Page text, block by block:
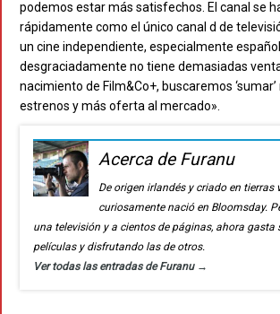
podemos estar más satisfechos. El canal se
rápidamente como el único canal d de
un cine independiente, especialmente
desgraciadamente no tiene demasiadas
nacimiento de Film&Co+, buscaremos
estrenos y más oferta al mercado».
Acerca de Furanu
De origen irlandés y criado en tierras
curiosamente nació en Bloomsday.
una televisión y a cientos de páginas, ahora
películas y disfrutando las de otros.
Ver todas las entradas de Furanu →